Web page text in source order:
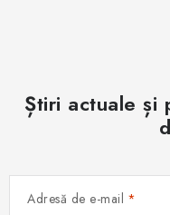
Știri actuale și
Adresă de e-mail